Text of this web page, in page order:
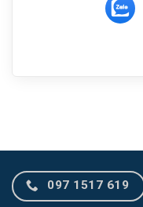
097 1517 619